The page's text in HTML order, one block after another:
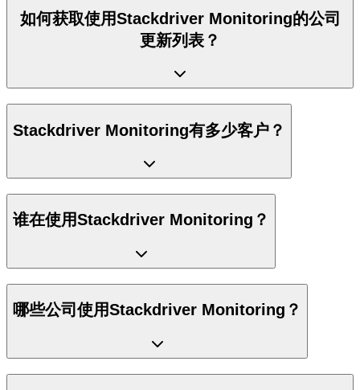
如何获取使用Stackdriver Monitoring的公司
更新列表？
Stackdriver Monitoring有多少客户？
谁在使用Stackdriver Monitoring？
哪些公司使用Stackdriver Monitoring？